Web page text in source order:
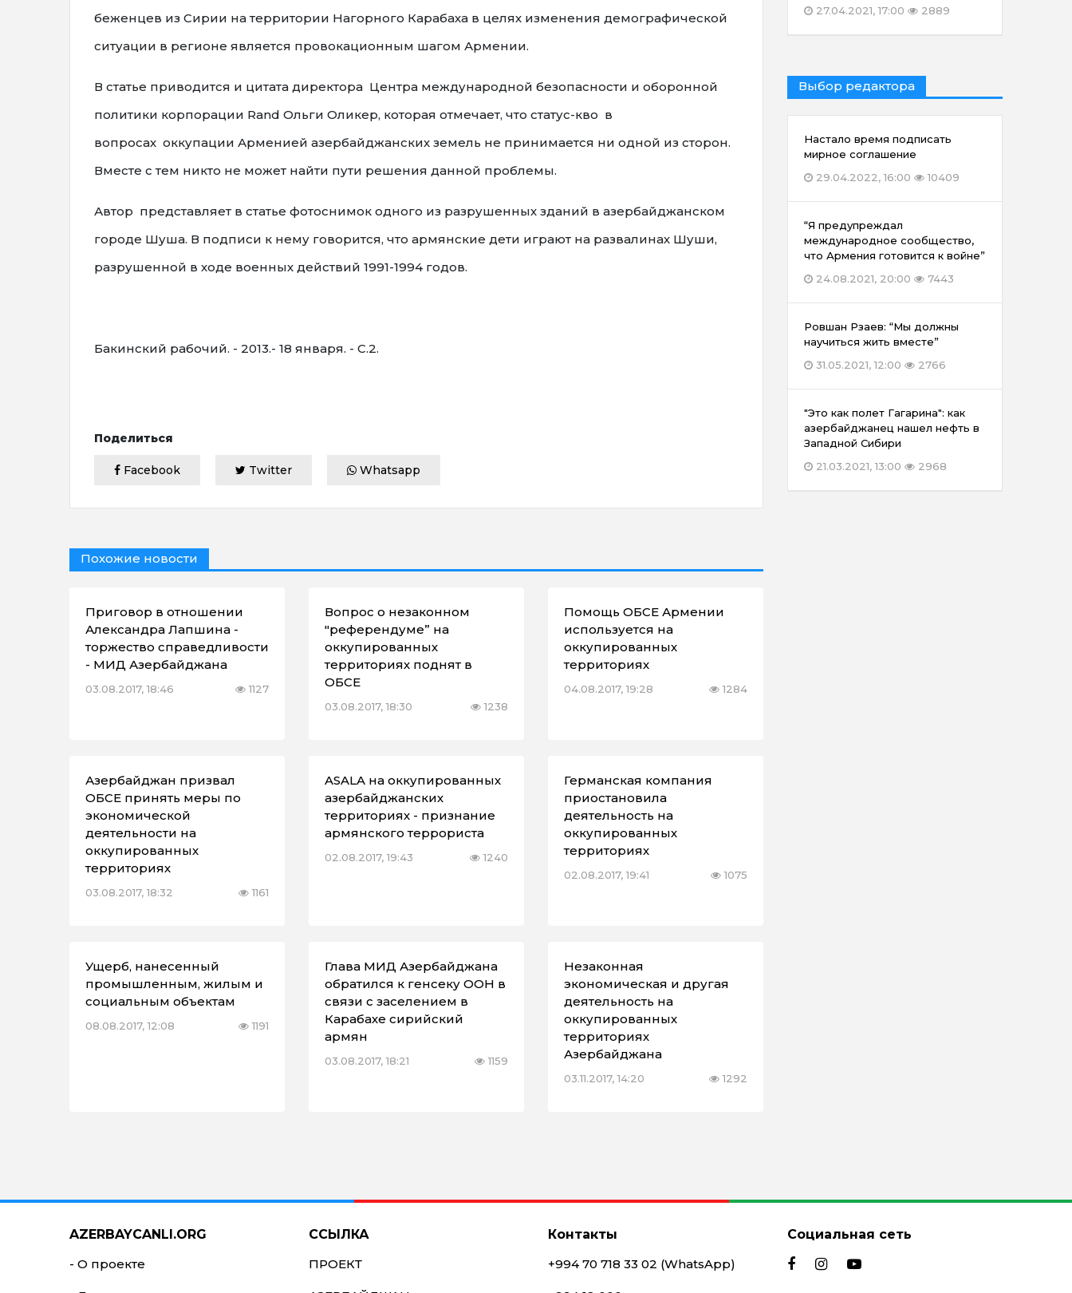
беженцев из Сирии на территории Нагорного Карабаха в целях изменения демографической
ситуации в регионе является провокационным шагом Армении.
В статье приводится и цитата директора Центра международной безопасности и оборонной
политики корпорации Rand Ольги Оликер, которая отмечает, что статус-кво в
вопросах оккупации Арменией азербайджанских земель не принимается ни одной из сторон.
Вместе с тем никто не может найти пути решения данной проблемы.
Автор представляет в статье фотоснимок одного из разрушенных зданий в азербайджанском
городе Шуша. В подписи к нему говорится, что армянские дети играют на развалинах Шуши,
разрушенной в ходе военных действий 1991-1994 годов.
Бакинский рабочий. - 2013.- 18 января. - С.2.
Поделиться
Facebook Twitter Whatsapp
Похожие новости
Приговор в отношении
Александра Лапшина -
торжество справедливости
- МИД Азербайджана
03.08.2017, 18:46 1127
Вопрос о незаконном
"референдуме” на
оккупированных
территориях поднят в
ОБСЕ
03.08.2017, 18:30 1238
Помощь ОБСЕ Армении
используется на
оккупированных
территориях
04.08.2017, 19:28 1284
Азербайджан призвал
ОБСЕ принять меры по
экономической
деятельности на
оккупированных
территориях
03.08.2017, 18:32 1161
ASALA на оккупированных
азербайджанских
территориях - признание
армянского террориста
02.08.2017, 19:43 1240
Германская компания
приостановила
деятельность на
оккупированных
территориях
02.08.2017, 19:41 1075
Ущерб, нанесенный
промышленным, жилым и
социальным объектам
08.08.2017, 12:08 1191
Глава МИД Азербайджана
обратился к генсеку ООН в
связи с заселением в
Карабахе сирийский
армян
03.08.2017, 18:21 1159
Незаконная
экономическая и другая
деятельность на
оккупированных
территориях
Азербайджана
03.11.2017, 14:20 1292
27.04.2021, 17:00
2889
Выбор редактора
Настало время подписать
мирное соглашение
29.04.2022, 16:00
10409
“Я предупреждал
международное сообщество,
что Армения готовится к войне”
24.08.2021, 20:00
7443
Ровшан Рзаев: “Мы должны
научиться жить вместе”
31.05.2021, 12:00
2766
"Это как полет Гагарина": как
азербайджанец нашел нефть в
Западной Сибири
21.03.2021, 13:00
2968
AZERBAYCANLI.ORG
- О проекте
ССЫЛКА
ПРОЕКТ
Контакты
+994 70 718 33 02 (WhatsApp)
Социальная сеть